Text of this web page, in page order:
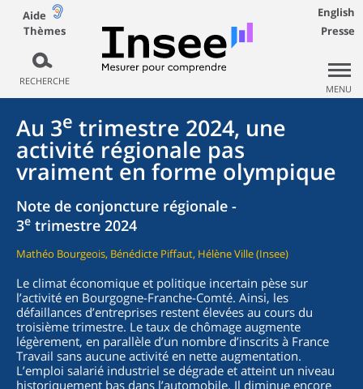
Aide
Thèmes
RECHERCHE
English
Presse
MENU
Au 3e trimestre 2024, une
activité régionale pas
vraiment en forme olympique
Note de conjoncture régionale -
3e trimestre 2024
Mathéo Bourgeois, Bénédicte Piffaut, Hélène Ville (Insee)
Le climat économique et politique incertain pèse sur
l’activité en Bourgogne-Franche-Comté. Ainsi, les
défaillances d’entreprises restent élevées au cours du
troisième trimestre. Le taux de chômage augmente
légèrement, en parallèle d’un nombre d’inscrits à France
Travail sans aucune activité en nette augmentation.
L’emploi salarié industriel se dégrade et atteint un niveau
historiquement bas dans l’automobile. Il diminue encore